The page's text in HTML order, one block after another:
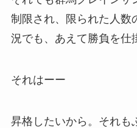
制限され、限られた人数
況でも、あえて勝負を仕
それはーー
昇格したいから。それも